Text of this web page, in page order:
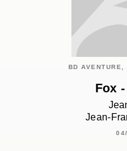
BD AVENTURE,
Fox
Jean-